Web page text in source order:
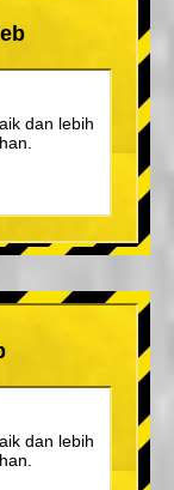
dan lebih
dan lebih